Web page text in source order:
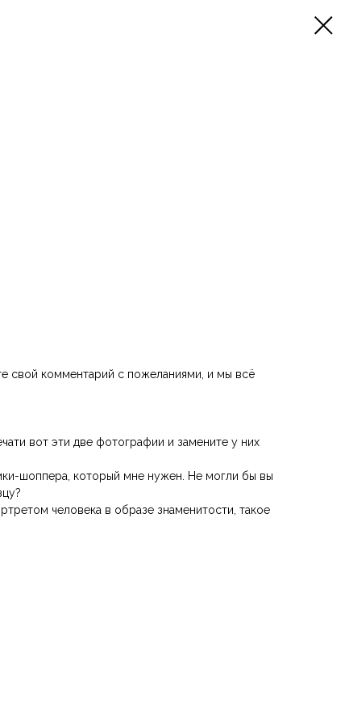
свой комментарий с пожеланиями, и мы всё
вот эти две фотографии и замените у них
шоппера, который мне нужен. Не могли бы вы
человека в образе знаменитости, такое